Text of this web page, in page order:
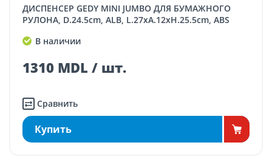
ДИСПЕНСЕР GEDY MINI JUMBO ДЛЯ БУМАЖНОГО
РУЛОНА, D.24.5cm, ALB, L.27xA.12xH.25.5cm, ABS
В наличии
1310 MDL / шт.
Сравнить
Купить